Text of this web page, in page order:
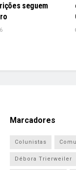
seguem
Marcadores
Colunistas
Débora Trierweiler